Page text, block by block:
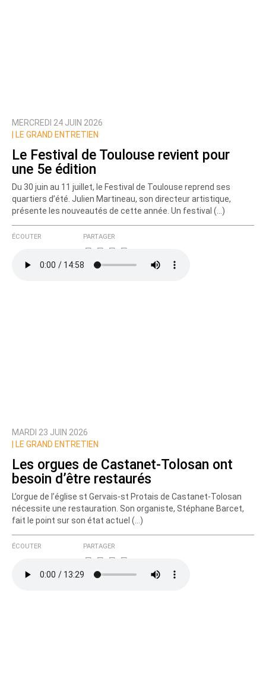
MERCREDI 24 JUIN 2026
LE GRAND ENTRETIEN
Le Festival de Toulouse revient pour
une 5e édition
Du 30 juin au 11 juillet, le Festival de Toulouse reprend ses
quartiers d’été. Julien Martineau, son directeur artistique,
présente les nouveautés de cette année. Un festival (…)
ÉCOUTER PARTAGER
MARDI 23 JUIN 2026
LE GRAND ENTRETIEN
Les orgues de Castanet-Tolosan ont
besoin d’être restaurés
L’orgue de l’église st Gervais-st Protais de Castanet-Tolosan
nécessite une restauration. Son organiste, Stéphane Barcet,
fait le point sur son état actuel (…)
ÉCOUTER PARTAGER